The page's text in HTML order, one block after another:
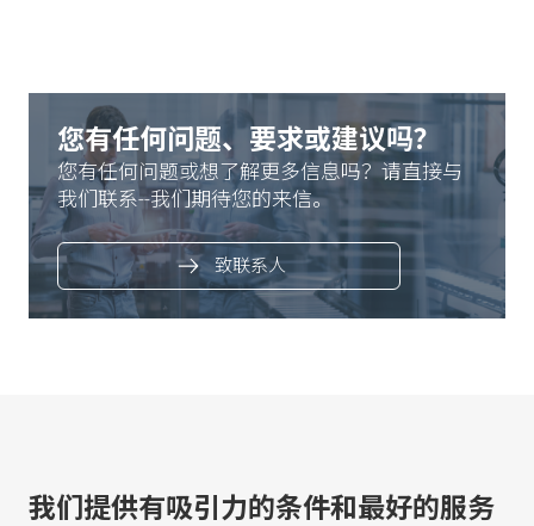
您有任何问题、要求或建议吗？
您有任何问题或想了解更多信息吗？请直接与
我们联系--我们期待您的来信。
致联系人
我们提供有吸引力的条件和最好的服务